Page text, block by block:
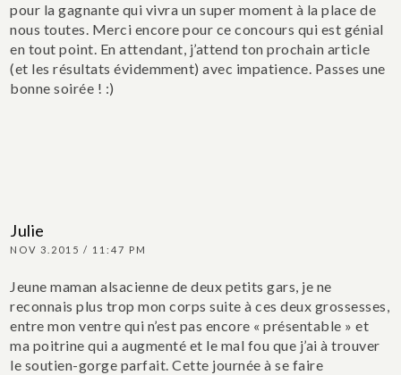
pour la gagnante qui vivra un super moment à la place de
nous toutes. Merci encore pour ce concours qui est génial
en tout point. En attendant, j’attend ton prochain article
(et les résultats évidemment) avec impatience. Passes une
bonne soirée ! :)
Julie
NOV 3.2015 / 11:47 PM
Jeune maman alsacienne de deux petits gars, je ne
reconnais plus trop mon corps suite à ces deux grossesses,
entre mon ventre qui n’est pas encore « présentable » et
ma poitrine qui a augmenté et le mal fou que j’ai à trouver
le soutien-gorge parfait. Cette journée à se faire